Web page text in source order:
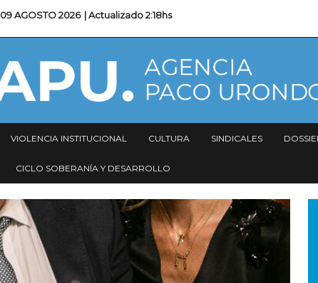
09 AGOSTO 2026 | Actualizado2:18hs
VIOLENCIA INSTITUCIONAL CULTURA SINDICALES
CICLO SOBERANÍA Y DESARROLLO